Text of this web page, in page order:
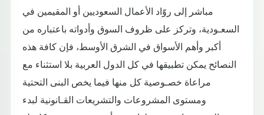
مباشر إلى روّاد الأعمال السعوديين أو المقيمين في
السعـودية، وتركز على ظروف السوق وأدواته باعتباره من
أكبر وأهم الأسواق في الشرق الأوسط، فإن كافة هذه
النصائح يمكن تطبيقها في كل الدول العربية بلا استثناء مع
مراعاة خصـوصية كل منها فيما يخص البنى التحتية
ومستوى المشروعات والتشريعات القـانونية لبدء